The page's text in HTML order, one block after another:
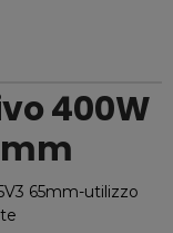
400W
65mm-utilizzo